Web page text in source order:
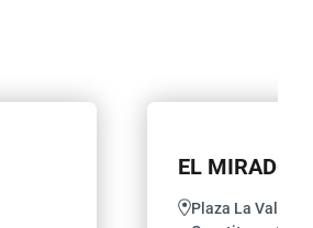
EL MIRADOR
Plaza La